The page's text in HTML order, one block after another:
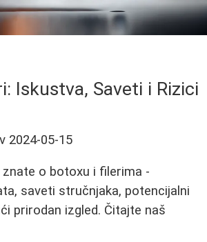
Iskustva, Saveti i Rizici
2024-05-15
o botoxu i filerima -
saveti stručnjaka, potencijalni
prirodan izgled. Čitajte naš